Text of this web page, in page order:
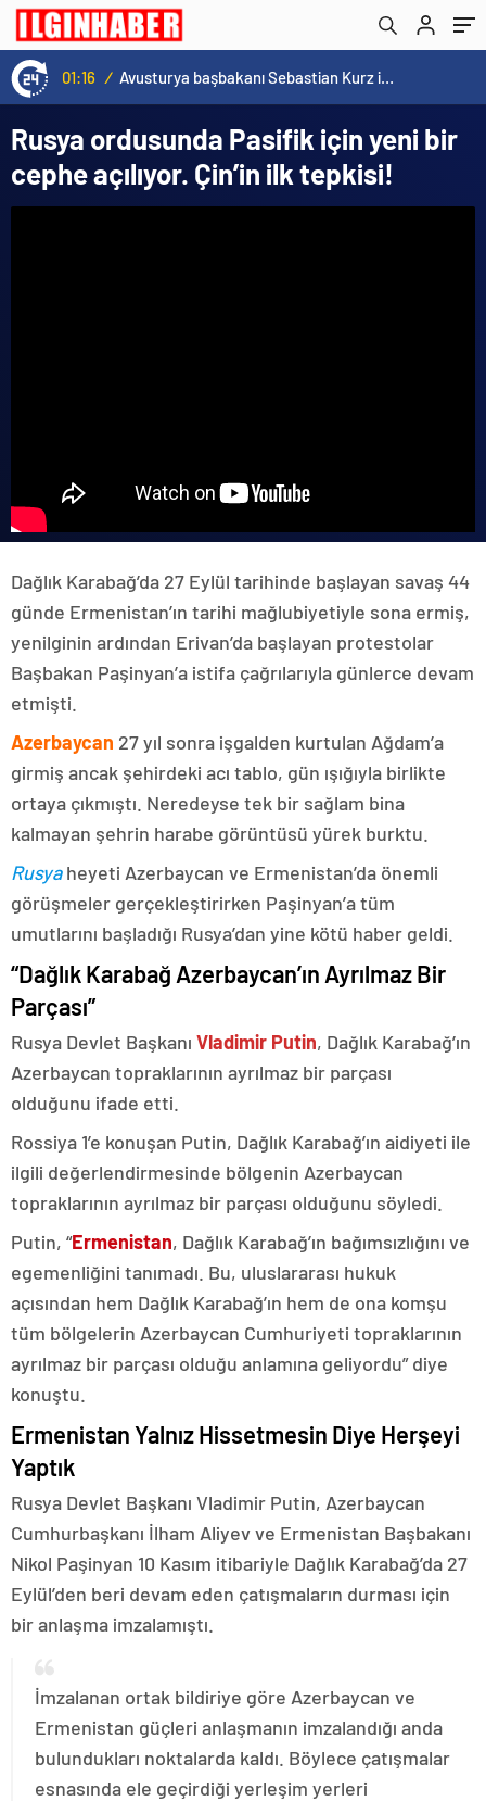
01:16 / Avusturya başbakanı Sebastian Kurz ile ilgili bilinmeyenler
Rusya ordusunda Pasifik için yeni bir
cephe açılıyor. Çin’in ilk tepkisi!
Dağlık Karabağ’da 27 Eylül tarihinde başlayan savaş 44
günde Ermenistan’ın tarihi mağlubiyetiyle sona ermiş,
yenilginin ardından Erivan’da başlayan protestolar
Başbakan Paşinyan’a istifa çağrılarıyla günlerce devam
etmişti.
Azerbaycan 27 yıl sonra işgalden kurtulan Ağdam’a
girmiş ancak şehirdeki acı tablo, gün ışığıyla birlikte
ortaya çıkmıştı. Neredeyse tek bir sağlam bina
kalmayan şehrin harabe görüntüsü yürek burktu.
Rusyaheyeti Azerbaycan ve Ermenistan’da önemli
görüşmeler gerçekleştirirken Paşinyan’a tüm
umutlarını başladığı Rusya’dan yine kötü haber geldi.
“Dağlık Karabağ Azerbaycan’ın Ayrılmaz Bir
Parçası”
Rusya Devlet Başkanı Vladimir Putin, Dağlık Karabağ’ın
Azerbaycan topraklarının ayrılmaz bir parçası
olduğunu ifade etti.
Rossiya 1’e konuşan Putin, Dağlık Karabağ’ın aidiyeti ile
ilgili değerlendirmesinde bölgenin Azerbaycan
topraklarının ayrılmaz bir parçası olduğunu söyledi.
Putin, “Ermenistan, Dağlık Karabağ’ın bağımsızlığını ve
egemenliğini tanımadı. Bu, uluslararası hukuk
açısından hem Dağlık Karabağ’ın hem de ona komşu
tüm bölgelerin Azerbaycan Cumhuriyeti topraklarının
ayrılmaz bir parçası olduğu anlamına geliyordu” diye
konuştu.
Ermenistan Yalnız Hissetmesin Diye Herşeyi
Yaptık
Rusya Devlet Başkanı Vladimir Putin, Azerbaycan
Cumhurbaşkanı İlham Aliyev ve Ermenistan Başbakanı
Nikol Paşinyan 10 Kasım itibariyle Dağlık Karabağ’da 27
Eylül’den beri devam eden çatışmaların durması için
bir anlaşma imzalamıştı.
İmzalanan ortak bildiriye göre Azerbaycan ve
Ermenistan güçleri anlaşmanın imzalandığı anda
bulundukları noktalarda kaldı. Böylece çatışmalar
esnasında ele geçirdiği yerleşim yerleri